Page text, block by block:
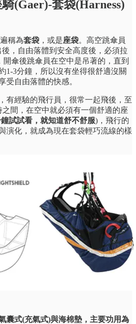
(Gaer)-套袋(Harness)
稱為套袋 ，或是座袋。高空跳傘員
，自由落體到安全高度後，必須拉
開傘後跳傘員在空中是吊著的，直到
1-3分鐘，所以沒有坐得很舒適沒關
受自由落體的快感。
有經驗的飛行員，很常一起飛後，至
之間，在空中就必須有一個舒適的座
試試看，就知道舒不舒服)，飛行的
演化，就成為現在套袋輕巧流線的樣
囊式(充氣式)與海棉墊，主要功用為